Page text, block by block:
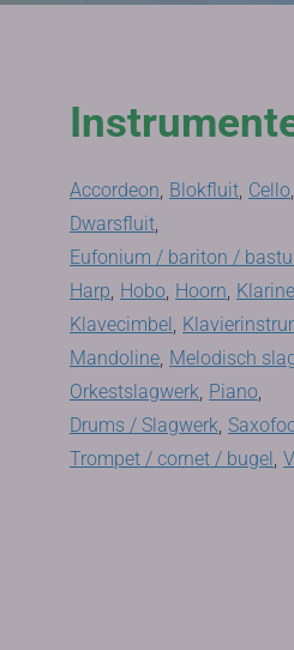
Accordeon, Blokfluit, Cello,
Dwarsfluit,
Eufonium / bariton /
Harp, Hobo, Hoorn,
Klavecimbel,
Mandoline, Melodisch
Orkestslagwerk, Piano,
Drums / Slagwerk,
Trompet / cornet / bugel,